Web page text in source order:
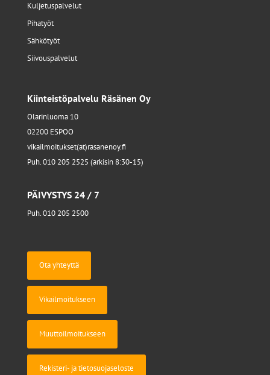
Kuljetuspalvelut
Pihatyöt
Sähkötyöt
Siivouspalvelut
Kiinteistöpalvelu Räsänen Oy
Olarinluoma 10
02200 ESPOO
vikailmoitukset(at)rasanenoy.fi
Puh. 010 205 2525 (arkisin 8:30-15)
PÄIVYSTYS 24 / 7
Puh. 010 205 2500
Ota yhteyttä
Vikailmoitukseen
Muuttoilmoitukseen
Rekisteri- ja tietosuojaseloste